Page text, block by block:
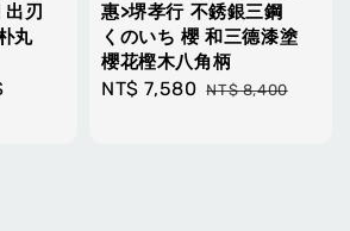
刃
丸
惠>堺孝行 不銹銀三鋼
くのいち 櫻 和三德漆塗
櫻花樫木八角柄
Sale
NT$ 7,580 Regular
NT$ 8,400